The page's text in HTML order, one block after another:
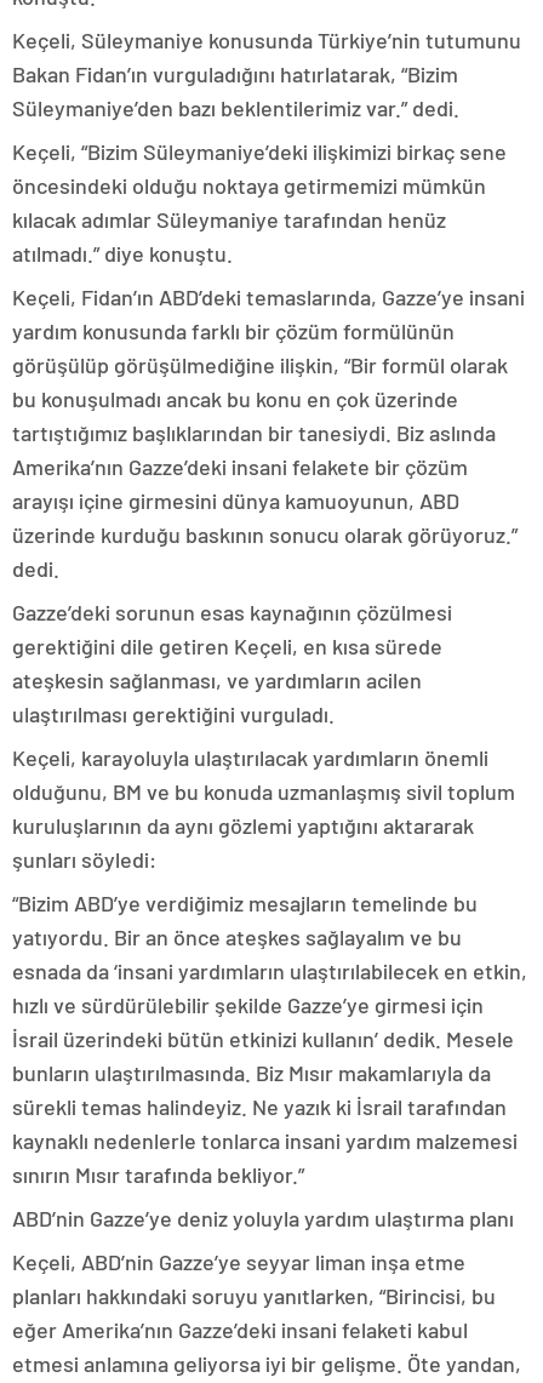
Keçeli, Süleymaniye konusunda Türkiye’nin tutumunu
Bakan Fidan’ın vurguladığını hatırlatarak, “Bizim
Süleymaniye’den bazı beklentilerimiz var.” dedi.
Keçeli, “Bizim Süleymaniye’deki ilişkimizi birkaç sene
öncesindeki olduğu noktaya getirmemizi mümkün
kılacak adımlar Süleymaniye tarafından henüz
atılmadı.” diye konuştu.
Keçeli, Fidan’ın ABD’deki temaslarında, Gazze’ye insani
yardım konusunda farklı bir çözüm formülünün
görüşülüp görüşülmediğine ilişkin, “Bir formül olarak
bu konuşulmadı ancak bu konu en çok üzerinde
tartıştığımız başlıklarından bir tanesiydi. Biz aslında
Amerika’nın Gazze’deki insani felakete bir çözüm
arayışı içine girmesini dünya kamuoyunun, ABD
üzerinde kurduğu baskının sonucu olarak görüyoruz.”
dedi.
Gazze’deki sorunun esas kaynağının çözülmesi
gerektiğini dile getiren Keçeli, en kısa sürede
ateşkesin sağlanması, ve yardımların acilen
ulaştırılması gerektiğini vurguladı.
Keçeli, karayoluyla ulaştırılacak yardımların önemli
olduğunu, BM ve bu konuda uzmanlaşmış sivil toplum
kuruluşlarının da aynı gözlemi yaptığını aktararak
şunları söyledi:
“Bizim ABD’ye verdiğimiz mesajların temelinde bu
yatıyordu. Bir an önce ateşkes sağlayalım ve bu
esnada da ‘insani yardımların ulaştırılabilecek en etkin,
hızlı ve sürdürülebilir şekilde Gazze’ye girmesi için
İsrail üzerindeki bütün etkinizi kullanın’ dedik. Mesele
bunların ulaştırılmasında. Biz Mısır makamlarıyla da
sürekli temas halindeyiz. Ne yazık ki İsrail tarafından
kaynaklı nedenlerle tonlarca insani yardım malzemesi
sınırın Mısır tarafında bekliyor.”
ABD’nin Gazze’ye deniz yoluyla yardım ulaştırma planı
Keçeli, ABD’nin Gazze’ye seyyar liman inşa etme
planları hakkındaki soruyu yanıtlarken, “Birincisi, bu
eğer Amerika’nın Gazze’deki insani felaketi kabul
etmesi anlamına geliyorsa iyi bir gelişme. Öte yandan,